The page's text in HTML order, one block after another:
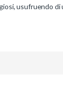
usufruendo di